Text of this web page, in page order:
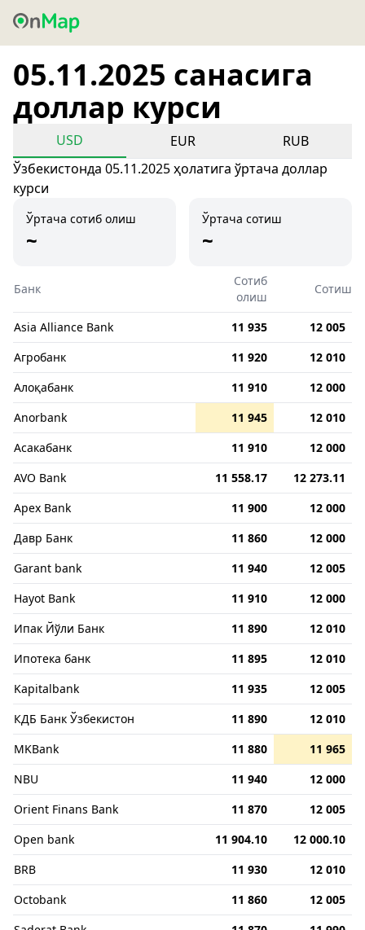
05.11.2025 санасига
доллар курси
USD EUR
RUB
Ўзбекистонда 05.11.2025 ҳолатига ўртача доллар
курси
Ўртача сотиб олиш
~
Ўртача сотиш
~
Банк
Сотиб
олиш
Сотиш
Asia Alliance Bank 11 935
12 005
Агробанк
11 920
12 010
Алоқабанк
11 910
12 000
Anorbank
11 945
12 010
Асакабанк
11 910
12 000
AVO Bank
11 558.17
12 273.11
Apex Bank
11 900
12 000
Давр Банк
11 860
12 000
Garant bank
11 940
12 005
Hayot Bank
11 910
12 000
Ипак Йўли Банк
11 890
12 010
Ипотека банк
11 895
12 010
Kapitalbank
11 935
12 005
КДБ Банк Ўзбекистон
11 890
12 010
MKBank
11 880
11 965
NBU
11 940
12 000
Orient Finans Bank
11 870
12 005
Open bank
11 904.10
12 000.10
BRB
11 930
12 010
Octobank
11 860
12 005